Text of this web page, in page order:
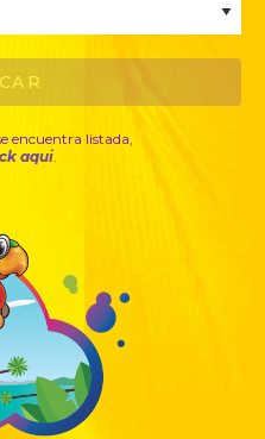
encuentra listada,
aqui.